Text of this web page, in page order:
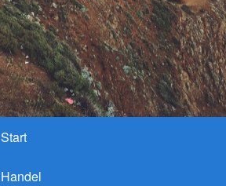
Start
Handel